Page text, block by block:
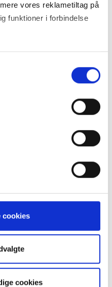
vores reklametiltag på
funktioner i forbindelse
hjemmeside muligvis ikke
accepterer cookies eller
kan læse mere om vores
af dine personoplysninger i
cookies
cookies
Familien
Maison Interiør
Lev Landlig
Foreldre & Barn
Bo Bygg og Bolig